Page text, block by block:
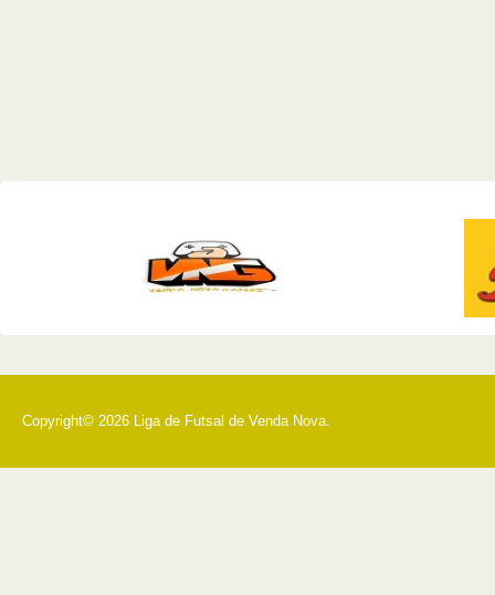
Copyright© 2026 Liga de Futsal de Venda Nova.